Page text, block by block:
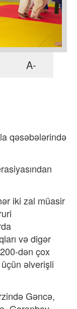
A-
qəsəbələrində
iki zal müasir
və digər
dən çox
üçün əlverişli
Gəncə,